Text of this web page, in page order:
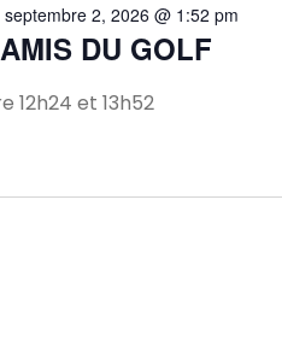
DU GOLF
septembre 2, 2026 @ 1:52 pm
12h24 et 13h52